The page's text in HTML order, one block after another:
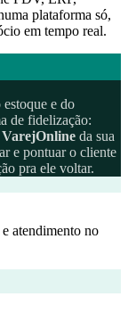
plataforma só,
em tempo real.
e do
de fidelização:
da sua
e pontuar o cliente
pra ele voltar.
atendimento no